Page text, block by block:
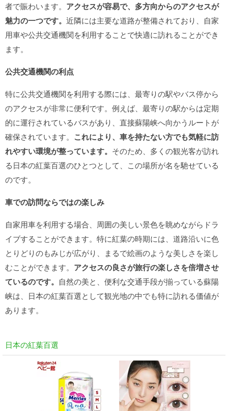
者で賑わいます。 アクセスが容易で、多方向からのアクセスが
魅力の一つです。 近隣には主要な道路が整備されており、自家
用車や公共交通機関を利用することで快適に訪れることができ
ます。
公共交通機関の利点
特に公共交通機関を利用する際には、最寄りの駅やバス停から
のアクセスが非常に便利です。例えば、最寄りの駅からは定期
的に運行されているバスがあり、直接蘇陽峡へ向かうルートが
確保されています。 これにより、車を持たない方でも気軽に訪
れやすい環境が整っています。 そのため、多くの観光客が訪れ
る日本の紅葉百選のひとつとして、この場所が名を馳せている
のです。
車での訪問ならではの楽しみ
自家用車を利用する場合、周囲の美しい景色を眺めながらドラ
イブすることができます。特に紅葉の時期には、道路沿いに色
とりどりのもみじが広がり、まるで絵画のような美しさを楽し
むことができます。 アクセスの良さが旅行の楽しさを倍増させ
ているのです。 自然の美と、便利な交通手段が揃っている蘇陽
峡は、日本の紅葉百選として観光地の中でも特に訪れる価値が
あります。
日本の紅葉百選